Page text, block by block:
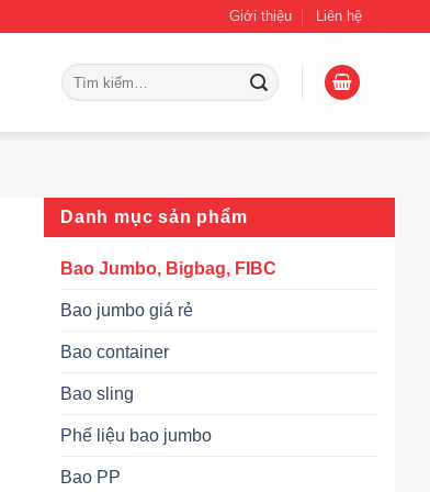
Giới thiệu Liên hệ
Tìm
kiếm:
Danh mục sản phẩm
Bao Jumbo, Bigbag, FIBC
Bao jumbo giá rẻ
Bao container
Bao sling
Phế liệu bao jumbo
Bao PP